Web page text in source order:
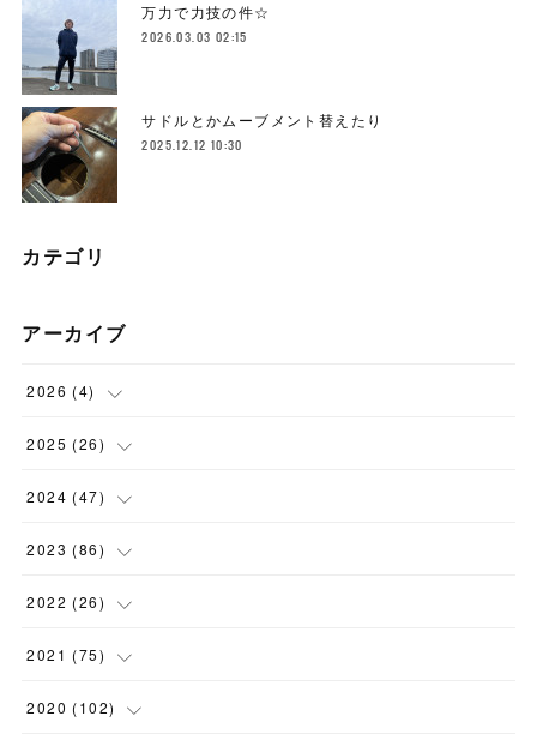
万力で力技の件☆
2026.03.03 02:15
サドルとかムーブメント替えたり
2025.12.12 10:30
カテゴリ
アーカイブ
2026 (4)
(1)
(3)
2025 (26)
(2)
(1)
(2)
(3)
2024 (47)
(4)
(2)
(1)
( 1 )
2023 (86)
(6)
(9)
(15)
2022 (26)
(5)
(2)
2021 (75)
(2)
2020 (102)